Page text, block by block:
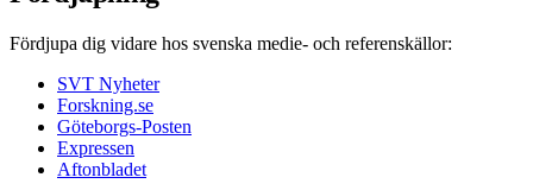
Fördjupa dig vidare hos svenska medie- och referenskällor:
SVT Nyheter
Forskning.se
Göteborgs-Posten
Expressen
Aftonbladet